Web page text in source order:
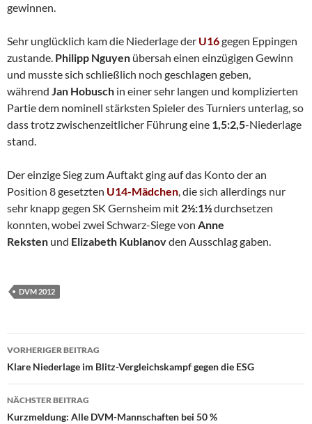
gewinnen.
Sehr unglücklich kam die Niederlage der U16gegen Eppingen
zustande. Philipp Nguyen übersah einen einzügigen Gewinn
und musste sich schließlich noch geschlagen geben,
während Jan Hobusch in einer sehr langen und komplizierten
Partie dem nominell stärksten Spieler des Turniers unterlag, so
dass trotz zwischenzeitlicher Führung eine 1,5:2,5-Niederlage
stand.
Der einzige Sieg zum Auftakt ging auf das Konto der an
Position 8 gesetzten U14-Mädchen, die sich allerdings nur
sehr knapp gegen SK Gernsheim mit 2½:1½durchsetzen
konnten, wobei zwei Schwarz-Siege von Anne
Reksten und Elizabeth Kublanovden Ausschlag gaben.
DVM 2012
Beitragsnavigation
VORHERIGER BEITRAG
Klare Niederlage im Blitz-Vergleichskampf gegen die ESG
NÄCHSTER BEITRAG
Kurzmeldung: Alle DVM-Mannschaften bei 50 %